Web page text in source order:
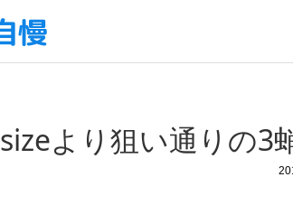
sizeより狙い通りの3